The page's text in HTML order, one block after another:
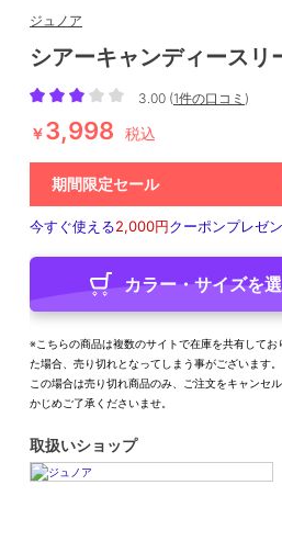
ジュノア
シアーキャンディースリ
3.00 (1件の口コミ )
￥3,998 税込
期間限定セール
今すぐ使える2,000円クーポンプレゼ
カラー・サイズを
※こちらの商品は複数のサイトで在庫を共有して
た場合、売り切れとなってしまう事がございます。
この場合は売り切れ商品のみ、ご注文をキャンセ
かじめご了承くださいませ。
取扱いショップ